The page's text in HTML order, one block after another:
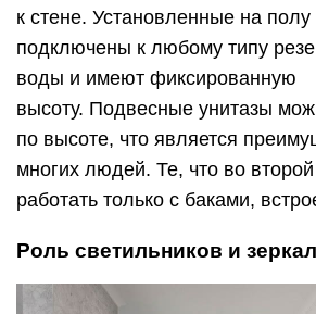
к стене. Установленные на полу
подключены к любому типу
воды и имеют фиксированную
высоту. Подвесные унитазы
по высоте, что является
многих людей. Те, что во второй
работать только с баками,
Роль светильников и зеркал